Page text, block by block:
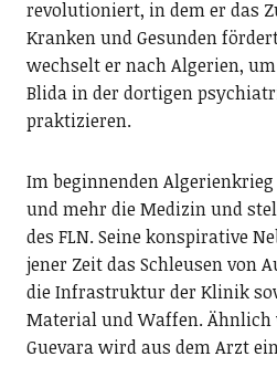
revolutioniert, in dem er das
Kranken und Gesunden
wechselt er nach Algerien,
Blida in der dortigen
praktizieren.
Im beginnenden
und mehr die Medizin und
des FLN. Seine konspirative
jener Zeit das Schleusen von
die Infrastruktur der Klinik
Material und Waffen. Ähnlich
Guevara wird aus dem Arzt